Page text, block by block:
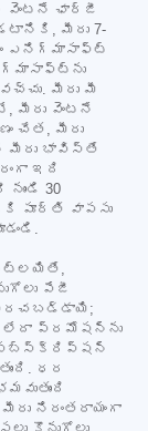
వెంటనే ఛార్జీ
మీరు 7-
ఎనిగ్మాసాఫ్ట్
మీరు మీ
మీరు వెంటనే
చేత, మీరు
మీరు భావిస్తే
ఇది
30
పూర్తి వాపసు
పేజీ
లేదా ప్రమోషన్‌ను
ధర
నిరంతరాయంగా